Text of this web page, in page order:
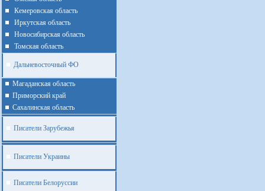
Кемеровская область
Иркутская область
Новосибирская область
Томская область
Дальневосточный ФО
Магаданская область
Приморский край
Cахалинская область
Писатели Зарубежья
Писатели Украины
Писатели Белоруссии